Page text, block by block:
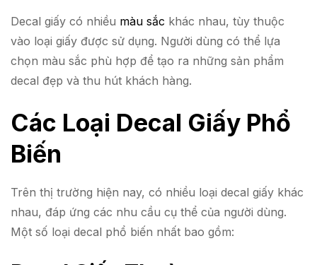
Decal giấy có nhiều màu sắc khác nhau, tùy thuộc
vào loại giấy được sử dụng. Người dùng có thể lựa
chọn màu sắc phù hợp để tạo ra những sản phẩm
decal đẹp và thu hút khách hàng.
Các Loại Decal Giấy Phổ
Biến
Trên thị trường hiện nay, có nhiều loại decal giấy khác
nhau, đáp ứng các nhu cầu cụ thể của người dùng.
Một số loại decal phổ biến nhất bao gồm: